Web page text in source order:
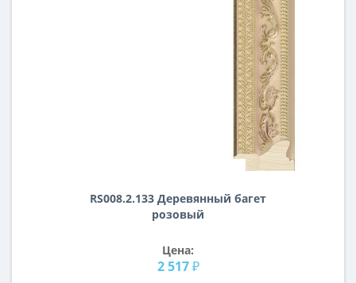
RS008.2.133 Деревянный багет
розовый
Цена:
2 517 ₽